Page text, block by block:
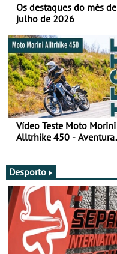
Os destaques do mês de
julho de 2026
Vídeo Teste Moto Morini
Alltrhike 450 - Aventura
Desporto